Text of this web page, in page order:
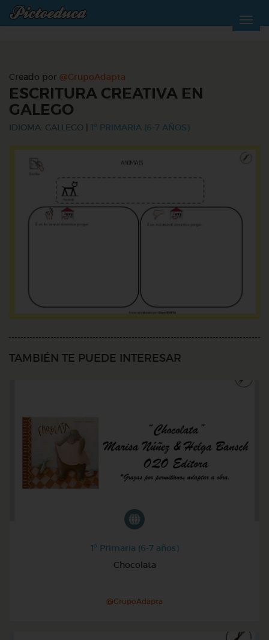
Creado por @GrupoAdapta
ESCRITURA CREATIVA EN
GALEGO
IDIOMA: GALLEGO 1º PRIMARIA (6-7 AÑOS)
TAMBIÉN TE PUEDE INTERESAR
1º Primaria (6-7 años)
Chocolata
@GrupoAdapta